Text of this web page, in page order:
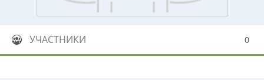
УЧАСТНИКИ 0